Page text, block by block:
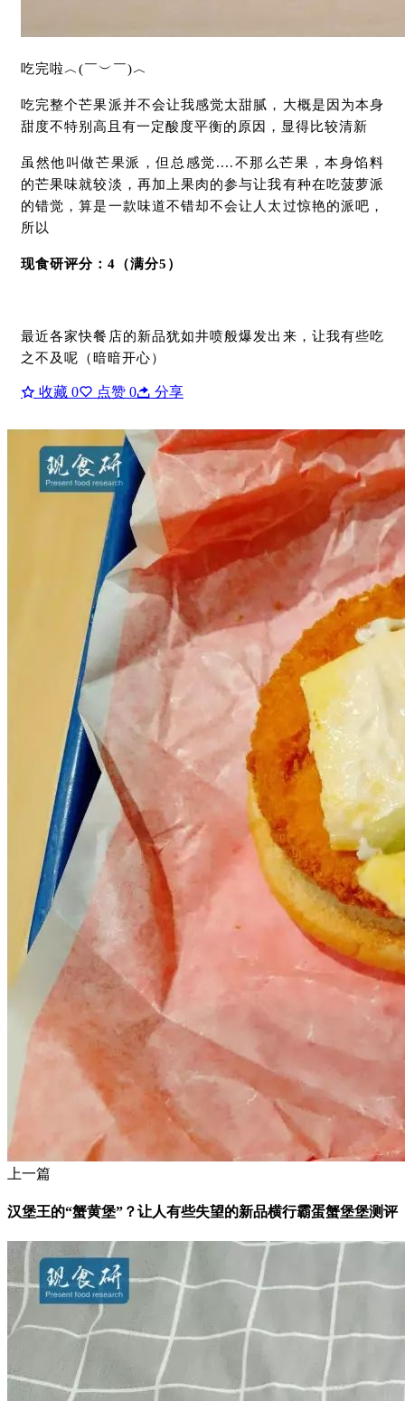
吃完啦︿(￣︶￣)︿
吃完整个芒果派并不会让我感觉太甜腻，大概是因为本身
甜度不特别高且有一定酸度平衡的原因，显得比较清新
虽然他叫做芒果派，但总感觉....不那么芒果，本身馅料
的芒果味就较淡，再加上果肉的参与让我有种在吃菠萝派
的错觉，算是一款味道不错却不会让人太过惊艳的派吧，
所以
现食研评分：4（满分5）
最近各家快餐店的新品犹如井喷般爆发出来，让我有些吃
之不及呢（暗暗开心）
收藏 0 点赞 0 分享
上一篇
汉堡王的“蟹黄堡”？让人有些失望的新品横行霸蛋蟹堡堡测评